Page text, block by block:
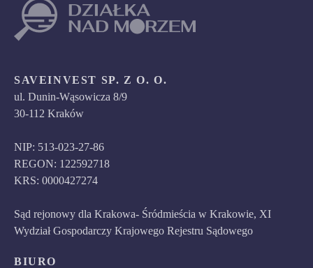
SAVEINVEST SP. Z O. O.
ul. Dunin-Wąsowicza 8/9
30-112 Kraków
NIP: 513-023-27-86
REGON: 122592718
KRS: 0000427274
Sąd rejonowy dla Krakowa- Śródmieścia w Krakowie, XI
Wydział Gospodarczy Krajowego Rejestru Sądowego
BIURO